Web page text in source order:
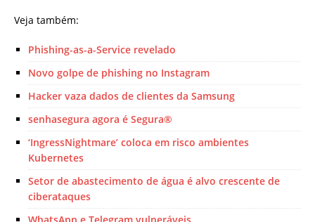
Veja também:
Phishing-as-a-Service revelado
Novo golpe de phishing no Instagram
Hacker vaza dados de clientes da Samsung
senhasegura agora é Segura®
‘IngressNightmare’ coloca em risco ambientes
Kubernetes
Setor de abastecimento de água é alvo crescente de
ciberataques
WhatsApp e Telegram vulneráveis